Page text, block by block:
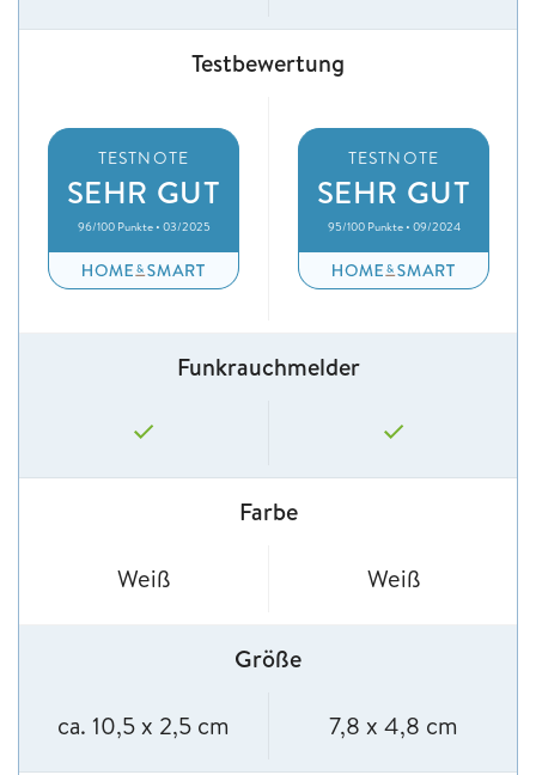
Testbewertung
TESTNOTE
SEHR GUT
96/100 Punkte • 03/2025
TESTNOTE
SEHR GUT
95/100 Punkte • 09/2024
Funkrauchmelder
Farbe
Weiß Weiß
Größe
ca. 10,5 x 2,5 cm 7,8 x 4,8 cm